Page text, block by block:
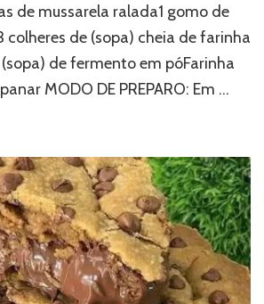
de mussarela ralada1 gomo de
colheres de (sopa) cheia de farinha
de fermento em póFarinha
MODO DE PREPARO: Em …